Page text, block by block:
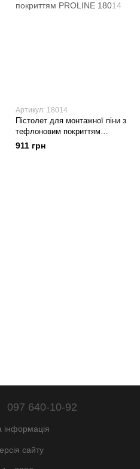
Артикул: 18014
Пістолет для монтажної піни з
тефлоновим покриттям
PROLINE 18014
911 грн
097 640-10-92
інформація
сайту